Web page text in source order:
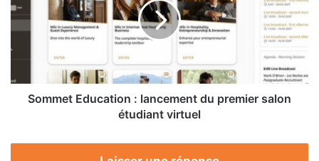
lancement
du
salon
virtuel
Sommet Education : lancement du premier salon
étudiant virtuel